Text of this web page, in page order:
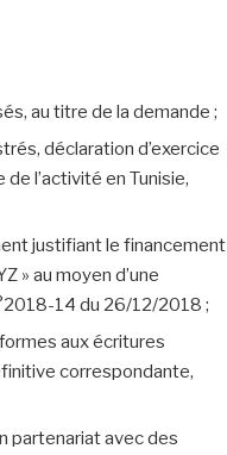
au titre de la demande ;
déclaration d’exercice
l’activité en Tunisie,
justifiant le financement
» au moyen d’une
14 du 26/12/2018 ;
aux écritures
correspondante,
partenariat avec des